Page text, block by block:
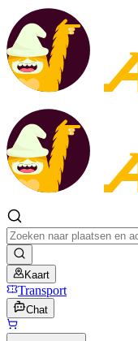
Kaart
Transport
Chat